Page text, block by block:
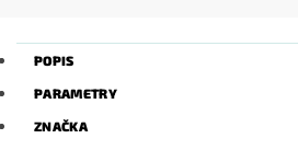
POPIS
PARAMETRY
ZNAČKA